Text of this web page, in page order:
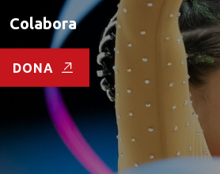
Colabora
DONA